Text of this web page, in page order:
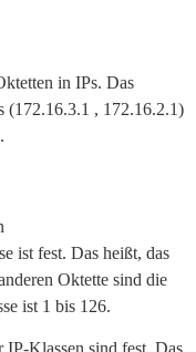
in IPs. Das
(172.16.3.1 , 172.16.2.1)
ist fest. Das heißt, das
Oktette sind die
ist 1 bis 126.